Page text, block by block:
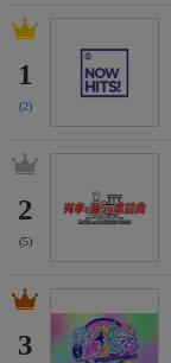
1
(2)
2
(5)
3